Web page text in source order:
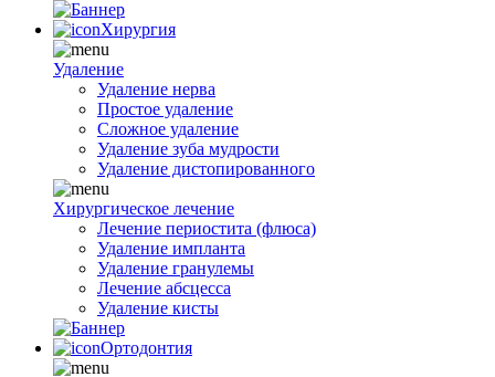
Хирургия
Удаление
Удаление нерва
Простое удаление
Сложное удаление
Удаление зуба мудрости
Удаление дистопированного
Хирургическое лечение
Лечение периостита (флюса)
Удаление импланта
Удаление гранулемы
Лечение абсцесса
Удаление кисты
Ортодонтия